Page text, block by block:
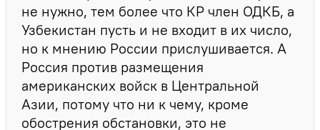
не нужно, тем более что КР член ОДКБ, а
Узбекистан пусть и не входит в их число,
но к мнению России прислушивается. А
Россия против размещения
американских войск в Центральной
Азии, потому что ни к чему, кроме
обострения обстановки, это не